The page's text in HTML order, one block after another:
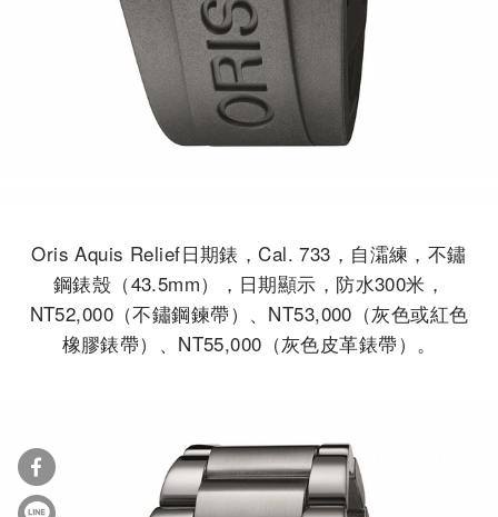
Oris Aquis Relief日期錶，Cal. 733，自灀練，不鏽
鋼錶殼（43.5mm），日期顯示，防水300米，
NT52,000（不鏽鋼鍊帶）、NT53,000（灰色或紅色
橡膠錶帶）、NT55,000（灰色皮革錶帶）。